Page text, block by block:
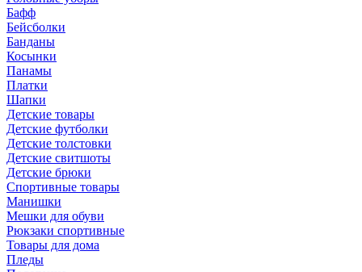
Бафф
Бейсболки
Банданы
Косынки
Панамы
Платки
Шапки
Детские товары
Детские футболки
Детские толстовки
Детские свитшоты
Детские брюки
Спортивные товары
Манишки
Мешки для обуви
Рюкзаки спортивные
Товары для дома
Пледы